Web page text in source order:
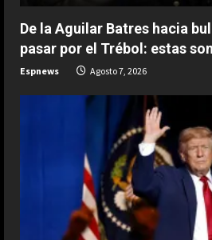
De la Aguilar Batres hacia
pasar por el Trébol: estas
Espnews Agosto 7, 2026La idea de
copiar de
inspiración…”
Agosto 8, 2026
3
ESPAÑA
Tremendo
Martín: “Es
MotoGP”